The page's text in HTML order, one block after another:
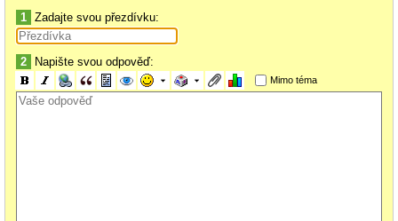
1 Zadajte svou přezdívku:
2 Napište svou odpověď:
Mimo téma